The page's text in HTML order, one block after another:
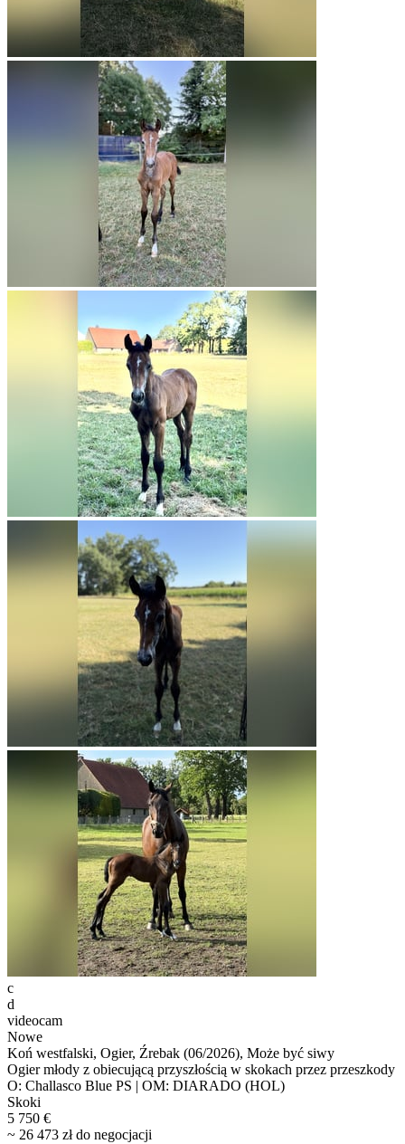
c
d
videocam
Nowe
Koń westfalski, Ogier, Źrebak (06/2026), Może być siwy
Ogier młody z obiecującą przyszłością w skokach przez przeszkody
O: Challasco Blue PS | OM: DIARADO (HOL)
Skoki
5 750 €
~ 26 473 zł do negocjacji